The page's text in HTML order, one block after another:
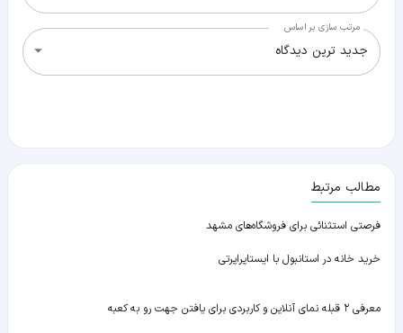
مرتب سازی بر اساس
جدید ترین دیدگاه
مطالب مرتبط
فرصتی استثنائی برای فروشگاه‌های مشهد
خرید خانه در استانبول با ایستاپراپرتی
معرفی ۲ قبله نمای آنلاین و کاربردی برای یافتن جهت رو به کعبه